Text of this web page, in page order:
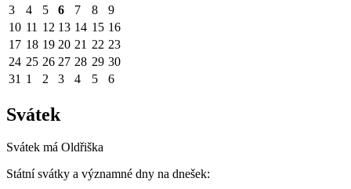
3
4 5 6 7 8
9
10 11 12 13 14 15 16
17 18 19 20 21 22 23
24 25 26 27 28 29 30
31 1 2 3 4 5 6
Svátek
Svátek má Oldřiška
Státní svátky a významné dny na dnešek: